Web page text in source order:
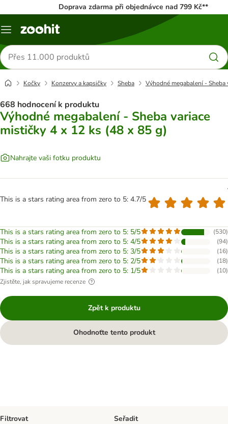
Doprava zdarma při objednávce nad 799 Kč**
Menu
Hledat
produkty
Kočky Konzervy a kapsičky Sheba Výhodné megabalení -
668 hodnocení k produktu
Výhodné megabalení - Sheba variace
mističky 4 x 12 ks (48 x 85 g)
Nahrajte vaši fotku produktu
This is a stars rating area from zero to 5: 4.7/5
This is a stars rating area from zero to 5: 5/5 (530)
This is a stars rating area from zero to 5: 4/5 (94)
This is a stars rating area from zero to 5: 3/5 (16)
This is a stars rating area from zero to 5: 2/5 (18)
This is a stars rating area from zero to 5: 1/5 (10)
Zjistěte, jak spravujeme recenze
Zpět k produktu
Ohodnoťte tento produkt
Filtrovat Seřadit